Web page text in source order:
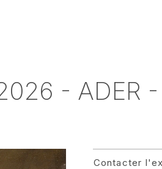
- ADER -
Contacter